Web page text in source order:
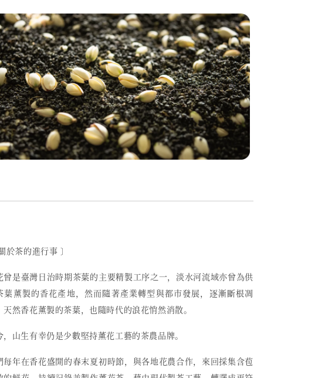
於茶的進行事 〕
曾是臺灣日治時期茶葉的主要精製工序之一， 淡水河流域亦曾為供
葉薰製的香花產地，然而隨著產業轉型與都市發展，逐漸斷根凋
天然香花薰製的茶葉，也隨時代的浪花悄然消散。
，山生有幸仍是少數堅持薰花工藝的茶農品牌。
每年在香花盛開的春末夏初時節，與各地花農合作，來回採集含苞